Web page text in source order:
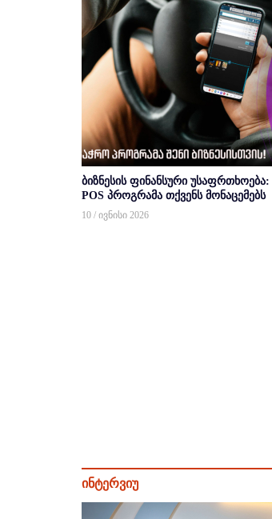
ბიზნესის ფინანსური
POS პროგრამა თქვენს მონაცემებს
10 / ივნისი 2026
ინტერვიუ